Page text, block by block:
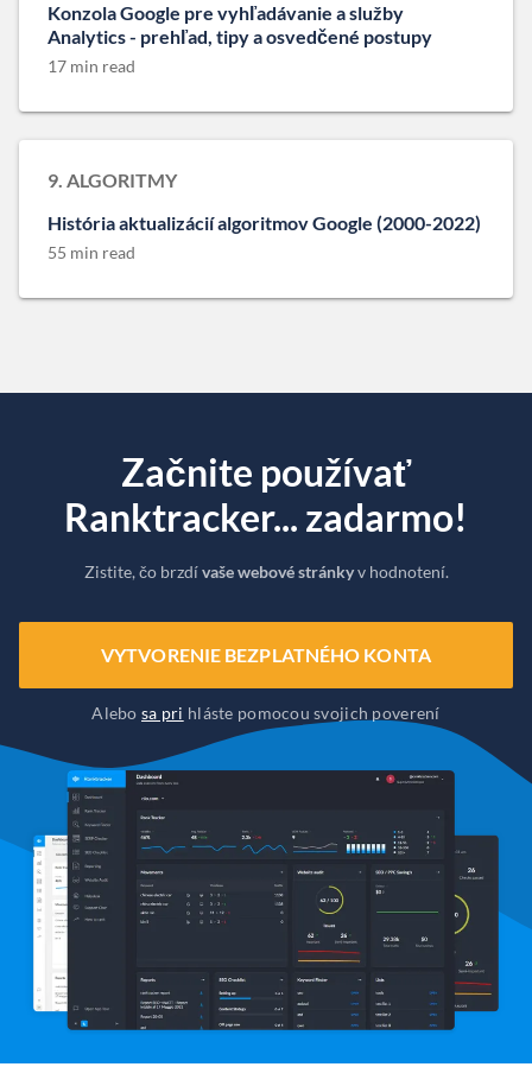
Konzola Google pre vyhľadávanie a služby
Analytics - prehľad, tipy a osvedčené postupy
17 min read
9. ALGORITMY
História aktualizácií algoritmov Google (2000-2022)
55 min read
Začnite používať
Ranktracker... zadarmo!
Zistite, čo brzdívaše webové stránkyv hodnotení.
VYTVORENIE BEZPLATNÉHO KONTA
Alebosa pri hláste pomocou svojich poverení